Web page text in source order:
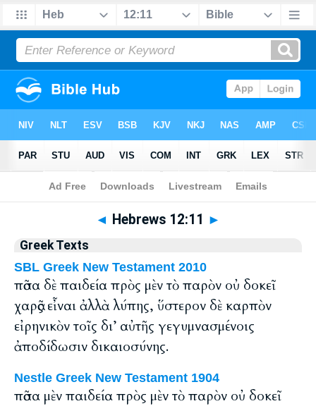
Bible>Greek> Hebrews 12:11
◄ Hebrews 12:11 ►
Greek Texts
SBL Greek New Testament 2010
πᾶσα δὲ παιδεία πρὸς μὲν τὸ παρὸν οὐ δοκεῖ
χαρᾶς εἶναι ἀλλὰ λύπης, ὕστερον δὲ καρπὸν
εἰρηνικὸν τοῖς δι’ αὐτῆς γεγυμνασμένοις
ἀποδίδωσιν δικαιοσύνης.
Nestle Greek New Testament 1904
πᾶσα μὲν παιδεία πρὸς μὲν τὸ παρὸν οὐ δοκεῖ